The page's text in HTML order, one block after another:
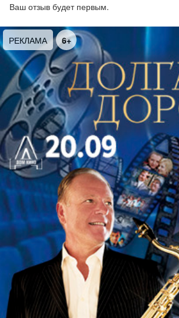
Блантер
«Как служил солдат»
Дубравин
«Медаль за оборону Ленинграда»
Чернецкий
Марш Ленинградских
дивизий
Фрадкин
«Случайный вальс»
Новиков
«Эх, дороги…»
Жарковский
«Танго у полустанка»
Тупицын
Фантазия на темы лирических
Отечественной войны
Левашов
«Бери шинель, пошли домой»
Френкель
«Журавли»
Шефнер
Стихи, отрывки из прозы
Ваш отзыв будет первым.
РЕКЛАМА 6+